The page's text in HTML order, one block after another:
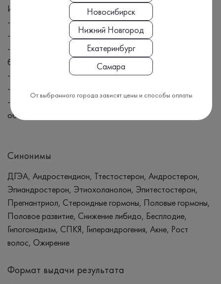
Исследование назначают:
- при нарушении функции коры надпочечников;
- при выяснении причин бесплодия у мужчин и женщин;
- при нарушении менструального цикла, невынашивании
беременности у женщин;
- при опухолях половых желез или коры надпочечников;
- при нарушении функции половых желез;
- с целью комплексного обследования при нарушенном
обмене веществ.
Синонимы
ДГЭА, Андростендион, Ттестостерон, Андростерон,
Эпиандростерон, Этиохоланолон, Эпитестостерон,
Прегнантриол, Стероидные гормоны, Половые гормоны,
Половое развитие, Снижение либидо, Бесплодие,
Гипогонадизм, СПКЯ, Гиперандрогения, Акне, Рост
волос, Ожирение
Формат выдачи результата
Новосибирск
Нижний Новгород
Екатеринбург
Самара
От выбранного города зависят цены и способы оплаты